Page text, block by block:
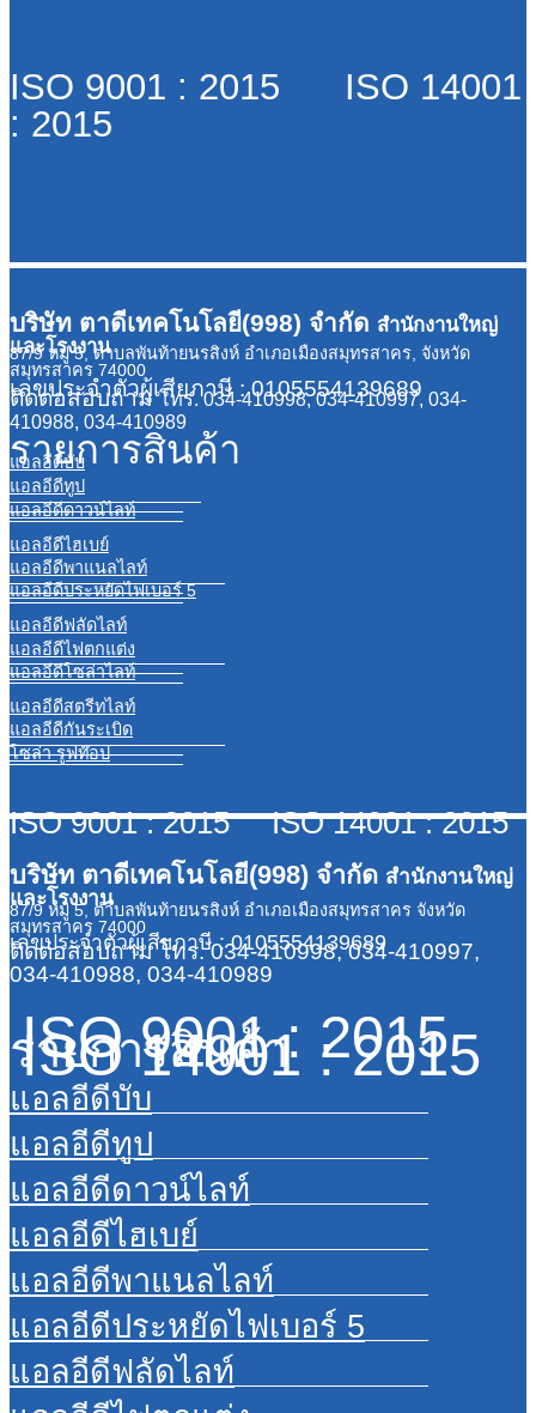
ISO 9001 : 2015 ISO 14001
: 2015
บริษัท ตาดีเทคโนโลยี(998) จำกัด สำนักงานใหญ่
และโรงงาน
87/9 หมู่ 5, ตำบลพันท้ายนรสิงห์ อำเภอเมืองสมุทรสาคร, จังหวัด
สมุทรสาคร 74000
เลขประจำตัวผู้เสียภาษี : 0105554139689
ติดต่อสอบถามโทร. 034-410998, 034-410997, 034-
410988, 034-410989
รายการสินค้า
แอลอีดีบับ
แอลอีดีทูป
แอลอีดีดาวน์ไลท์
แอลอีดีไฮเบย์
แอลอีดีพาแนลไลท์
แอลอีดีประหยัดไฟเบอร์ 5
แอลอีดีฟลัดไลท์
แอลอีดีไฟตกแต่ง
แอลอีดีโซล่าไลท์
แอลอีดีสตรีทไลท์
แอลอีดีกันระเบิด
โซล่า รูฟท๊อป
ISO 9001 : 2015 ISO 14001 : 2015
บริษัท ตาดีเทคโนโลยี(998) จำกัด สำนักงานใหญ่
และโรงงาน
87/9 หมู่ 5, ตำบลพันท้ายนรสิงห์ อำเภอเมืองสมุทรสาคร จังหวัด
สมุทรสาคร 74000
เลขประจำตัวผู้เสียภาษี : 0105554139689
ติดต่อสอบถาม โทร. 034-410998, 034-410997,
034-410988, 034-410989
ISO 9001 : 2015
ISO 14001 : 2015
รายการสินค้า
แอลอีดีบับ
แอลอีดีทูป
แอลอีดีดาวน์ไลท์
แอลอีดีไฮเบย์
แอลอีดีพาแนลไลท์
แอลอีดีประหยัดไฟเบอร์ 5
แอลอีดีฟลัดไลท์